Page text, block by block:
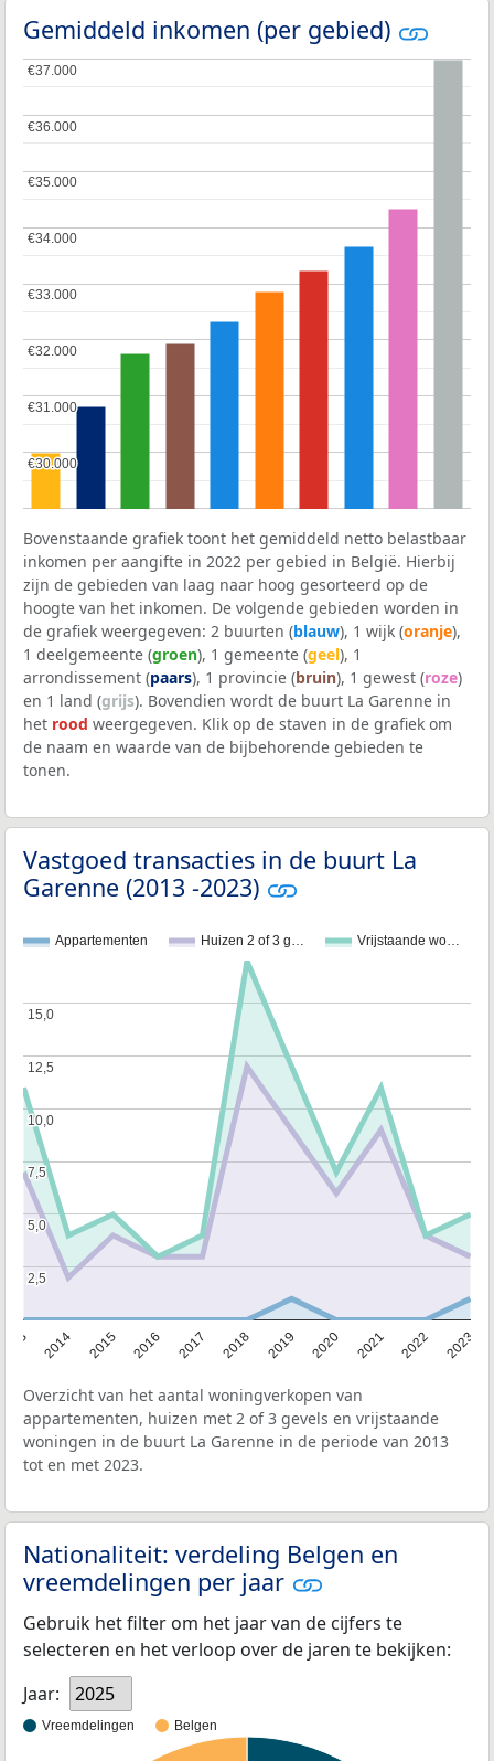
Gemiddeld inkomen (per gebied)
€30.000
€30.000
€31.000
€31.000
€32.000
€32.000
€33.000
€33.000
€34.000
€34.000
€35.000
€35.000
€36.000
€36.000
€37.000
€37.000
Bovenstaande grafiek toont het gemiddeld netto belastbaar
inkomen per aangifte in 2022 per gebied in België. Hierbij
zijn de gebieden van laag naar hoog gesorteerd op de
hoogte van het inkomen. De volgende gebieden worden in
de grafiek weergegeven: 2 buurten (blauw), 1 wijk (oranje),
1 deelgemeente (groen), 1 gemeente (geel), 1
arrondissement (paars), 1 provincie (bruin), 1 gewest (roze)
en 1 land (grijs). Bovendien wordt de buurt La Garenne in
het rood weergegeven. Klik op de staven in de grafiek om
de naam en waarde van de bijbehorende gebieden te
tonen.
Vastgoed transacties in de buurt La
Garenne (2013 -2023)
Appartementen Huizen 2 of 3 g… Vrijstaande wo…
2014 2015 2016 2017 2018 2019 2020 2021 2022 2023
2,5
2,5
5,0
5,0
7,5
7,5
10,0
10,0
12,5
12,5
15,0
15,0
Overzicht van het aantal woningverkopen van
appartementen, huizen met 2 of 3 gevels en vrijstaande
woningen in de buurt La Garenne in de periode van 2013
tot en met 2023.
Nationaliteit: verdeling Belgen en
vreemdelingen per jaar
Gebruik het filter om het jaar van de cijfers te
selecteren en het verloop over de jaren te bekijken:
Jaar:
2025
Vreemdelingen Belgen